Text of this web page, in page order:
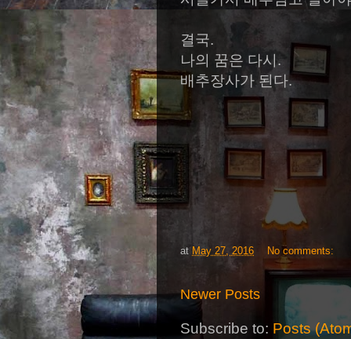
결국.
나의 꿈은 다시.
배추장사가 된다.
at May 27, 2016 No comments:
Newer Posts
Subscribe to: Posts